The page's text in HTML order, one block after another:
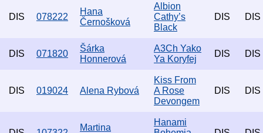
DIS 078222
Hana
Černošková
Albion
Cathy’s
Black
DIS DIS
DIS 071820
Šárka
Honnerová
A3Ch Yako
Ya Koryfej
DIS DIS
DIS 019024 Alena Rybová
Kiss From
A Rose
Devongem
DIS DIS
Martina
Hanami